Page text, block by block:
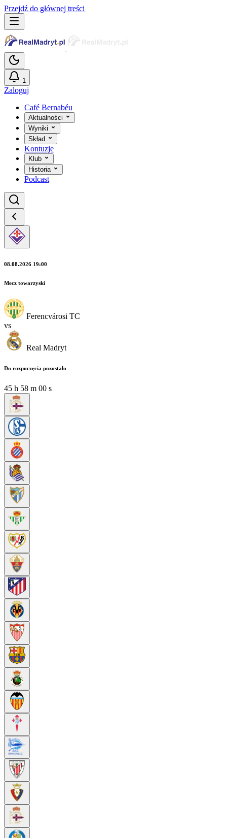
Przejdź do głównej treści
1
Zaloguj
Café Bernabéu
Aktualności
Wyniki
Skład
Kontuzje
Klub
Historia
Podcast
08.08.2026 19:00
Mecz towarzyski
Ferencvárosi TC
vs
Real Madryt
Do rozpoczęcia pozostało
45 h 58 m 00 s